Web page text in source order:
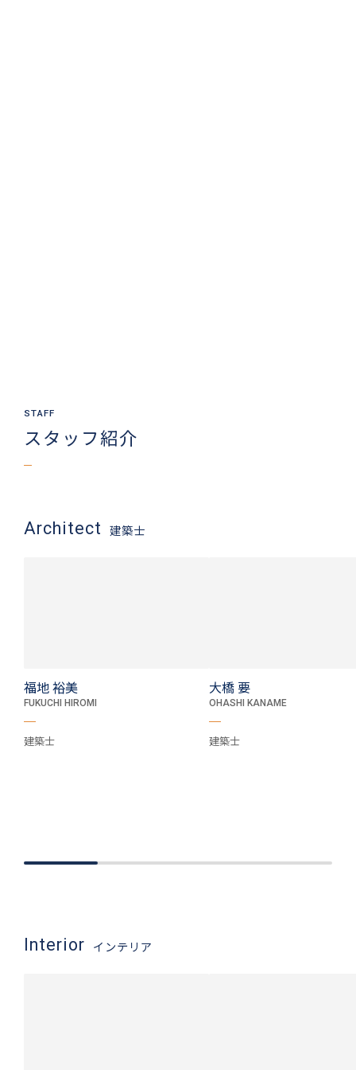
スタッフ紹介
Architect 建築士
福地 裕美
FUKUCHI HIROMI
建築士
大橋 要
OHASHI KANAME
建築士
Interior インテリア